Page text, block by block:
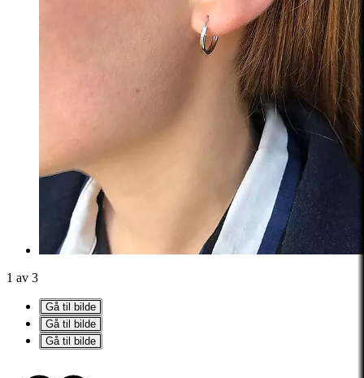
1 av 3
Gå til bilde
Gå til bilde
Gå til bilde